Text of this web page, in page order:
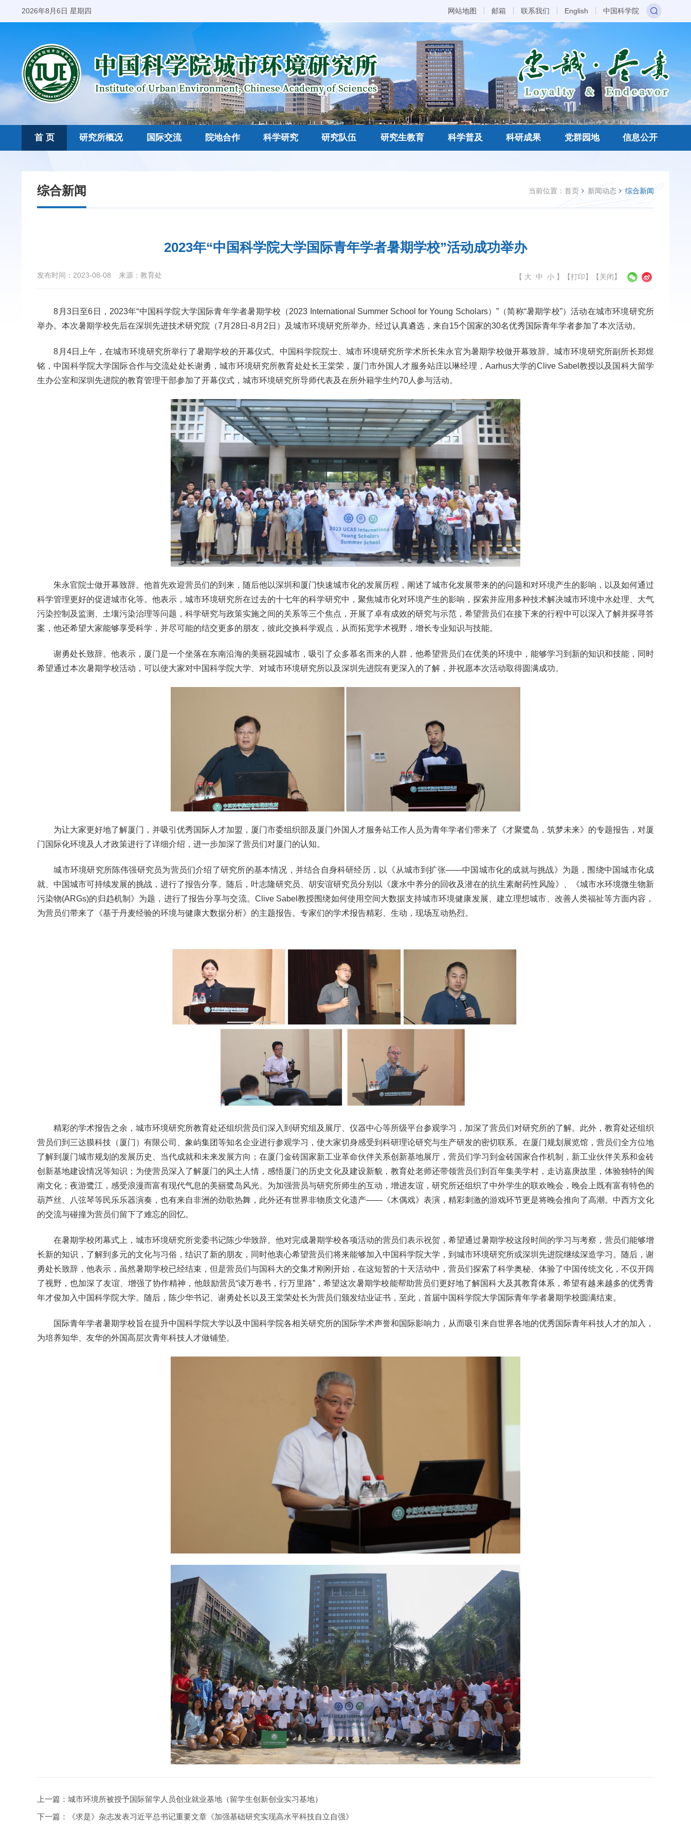
2026年8月6日 星期四 网站地图 邮箱 联系我们 English 中国科学院
首 页 研究所概况 国际交流 院地合作 科学研究 研究队伍 研究生教育 科学普及 科研成果 党群园地 信息公开
当前位置： 首页 新闻动态 综合新闻
综合新闻
2023年“中国科学院大学国际青年学者暑期学校”活动成功举办
发布时间：2023-08-08 来源：教育处 【 大 中 小 】 【打印】【关闭】
8 月3日至6日，2023年“中国科学院大学国际青年学者暑期学校（2023 International Summer School for Young Scholars）”（简称“暑期学校”）活动在城市环境研究所
举办。本次暑期学校先后在深圳先进技术研究院（7月28日-8月2日）及城市环境研究所举办。经过认真遴选，来自15个国家的30名优秀国际青年学者参加了本次活动。
8 月4日上午，在城市环境研究所举行了暑期学校的开幕仪式。中国科学院院士、城市环境研究所学术所长朱永官为暑期学校做开幕致辞。城市环境研究所副所长郑煜
铭，中国科学院大学国际合作与交流处处长谢勇，城市环境研究所教育处处长王棠荣，厦门市外国人才服务站庄以琳经理，Aarhus大学的Clive Sabel教授以及国科大留学
生办公室和深圳先进院的教育管理干部参加了开幕仪式，城市环境研究所导师代表及在所外籍学生约70人参与活动。
朱永官院士做开幕致辞。他首先欢迎营员们的到来，随后他以深圳和厦门快速城市化的发展历程，阐述了城市化发展带来的的问题和对环境产生的影响，以及如何通过
科学管理更好的促进城市化等。他表示，城市环境研究所在过去的十七年的科学研究中，聚焦城市化对环境产生的影响，探索并应用多种技术解决城市环境中水处理、大气
污染控制及监测、土壤污染治理等问题，科学研究与政策实施之间的关系等三个焦点，开展了卓有成效的研究与示范，希望营员们在接下来的行程中可以深入了解并探寻答
案，他还希望大家能够享受科学，并尽可能的结交更多的朋友，彼此交换科学观点，从而拓宽学术视野，增长专业知识与技能。
谢勇处长致辞。他表示，厦门是一个坐落在东南沿海的美丽花园城市，吸引了众多慕名而来的人群，他希望营员们在优美的环境中，能够学习到新的知识和技能，同时
希望通过本次暑期学校活动，可以使大家对中国科学院大学、对城市环境研究所以及深圳先进院有更深入的了解，并祝愿本次活动取得圆满成功。
为让大家更好地了解厦门，并吸引优秀国际人才加盟，厦门市委组织部及厦门外国人才服务站工作人员为青年学者们带来了《才聚鹭岛，筑梦未来》的专题报告，对厦
门国际化环境及人才政策进行了详细介绍，进一步加深了营员们对厦门的认知。
城市环境研究所陈伟强研究员为营员们介绍了研究所的基本情况，并结合自身科研经历，以《从城市到扩张——中国城市化的成就与挑战》为题，围绕中国城市化成
就、中国城市可持续发展的挑战，进行了报告分享。随后，叶志隆研究员、胡安谊研究员分别以《废水中养分的回收及潜在的抗生素耐药性风险》、《城市水环境微生物新
污染物(ARGs)的归趋机制》为题，进行了报告分享与交流。Clive Sabel教授围绕如何使用空间大数据支持城市环境健康发展、建立理想城市、改善人类福祉等方面内容，
为营员们带来了《基于丹麦经验的环境与健康大数据分析》的主题报告。专家们的学术报告精彩、生动，现场互动热烈。
精彩的学术报告之余，城市环境研究所教育处还组织营员们深入到研究组及展厅、仪器中心等所级平台参观学习，加深了营员们对研究所的了解。此外，教育处还组织
营员们到三达膜科技（厦门）有限公司、象屿集团等知名企业进行参观学习，使大家切身感受到科研理论研究与生产研发的密切联系。在厦门规划展览馆，营员们全方位地
了解到厦门城市规划的发展历史、当代成就和未来发展方向；在厦门金砖国家新工业革命伙伴关系创新基地展厅，营员们学习到金砖国家合作机制，新工业伙伴关系和金砖
创新基地建设情况等知识；为使营员深入了解厦门的风土人情，感悟厦门的历史文化及建设新貌，教育处老师还带领营员们到百年集美学村，走访嘉庚故里，体验独特的闽
南文化；夜游鹭江，感受浪漫而富有现代气息的美丽鹭岛风光。为加强营员与研究所师生的互动，增进友谊，研究所还组织了中外学生的联欢晚会，晚会上既有富有特色的
葫芦丝、八弦琴等民乐乐器演奏，也有来自非洲的劲歌热舞，此外还有世界非物质文化遗产——《木偶戏》表演，精彩刺激的游戏环节更是将晚会推向了高潮。中西方文化
的交流与碰撞为营员们留下了难忘的回忆。
在暑期学校闭幕式上，城市环境研究所党委书记陈少华致辞。他对完成暑期学校各项活动的营员们表示祝贺，希望通过暑期学校这段时间的学习与考察，营员们能够增
长新的知识，了解到多元的文化与习俗，结识了新的朋友，同时他衷心希望营员们将来能够加入中国科学院大学，到城市环境研究所或深圳先进院继续深造学习。随后，谢
勇处长致辞，他表示，虽然暑期学校已经结束，但是营员们与国科大的交集才刚刚开始，在这短暂的十天活动中，营员们探索了科学奥秘、体验了中国传统文化，不仅开阔
了视野，也加深了友谊、增强了协作精神，他鼓励营员“读万卷书，行万里路”，希望这次暑期学校能帮助营员们更好地了解国科大及其教育体系，希望有越来越多的优秀青
年才俊加入中国科学院大学。随后，陈少华书记、谢勇处长以及王棠荣处长为营员们颁发结业证书，至此，首届中国科学院大学国际青年学者暑期学校圆满结束。
国 际青年学者暑期学校旨在提升中国科学院大学以及中国科学院各相关研究所的国际学术声誉和国际影响力，从而吸引来自世界各地的优秀国际青年科技人才的加入，
为培养知华、友华的外国高层次青年科技人才做铺垫。
上一篇： 城市环境所被授予国际留学人员创业就业基地（留学生创新创业实习基地）
下一篇：
《求是》杂志发表习近平总书记重要文章《加强基础研究实现高水平科技自立自强》